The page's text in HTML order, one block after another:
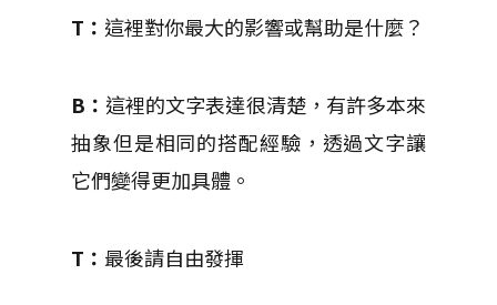
T： 這裡對你最大的影響或幫助是什麼？
B： 這裡的文字表達很清楚，有許多本來
抽象但是相同的搭配經驗，透過文字讓
它們變得更加具體。
T： 最後請自由發揮